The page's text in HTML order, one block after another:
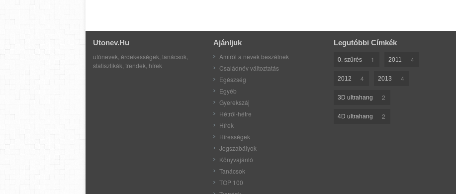
Utonev.hu
utónevek, érdekességek, tanácsok,
statisztikák, trendek, hírek
Ajánljuk
Amiről a nevek beszélnek
Családnév változtatás
Egészség
Egyéb
Gyerekszáj
Hétről-hétre
Hírek
Hírességek
Jogszabályok
Könyvajánló
Tanácsok
TOP 100
Legutóbbi Címkék
0. szűrés 1 2011 4
2012 4 2013 4
3D ultrahang 2
4D ultrahang 2